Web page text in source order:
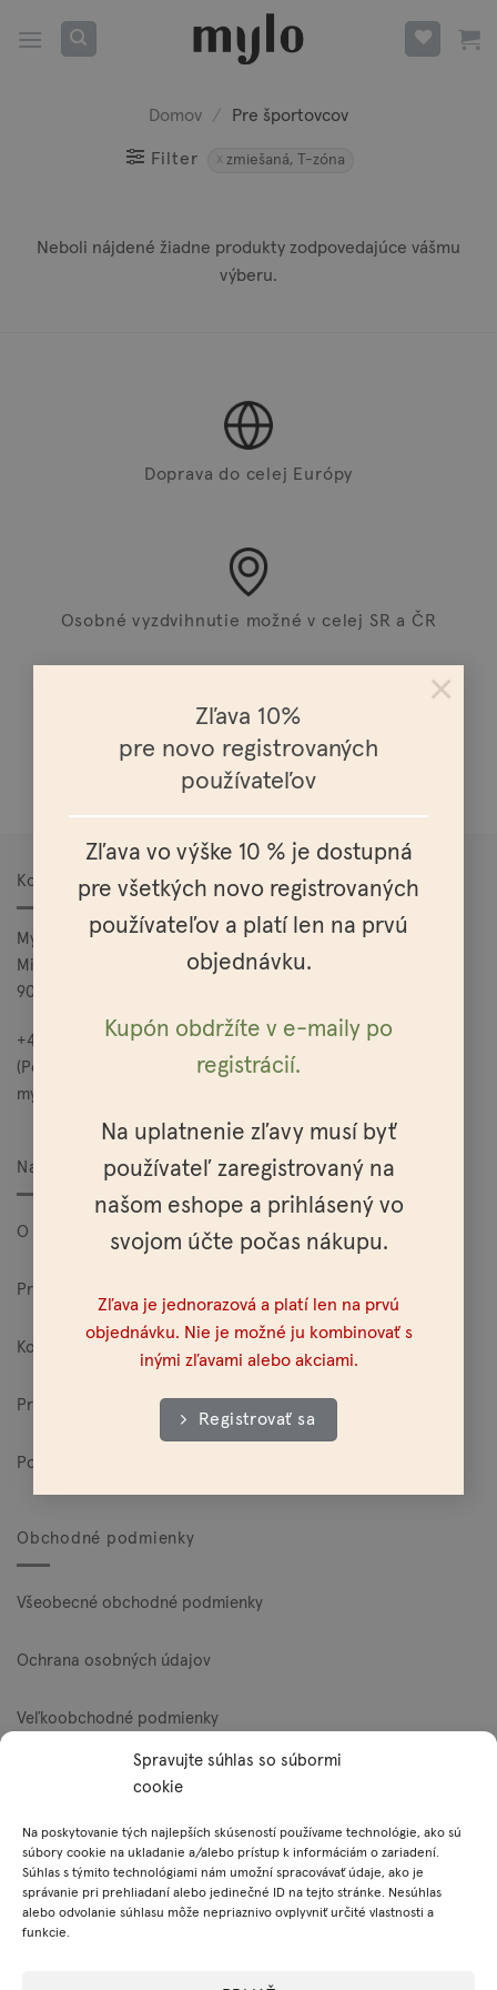
Zľava 10%
pre novo registrovaných
používateľov
Zľava vo výške 10 % je dostupná
pre všetkých novo registrovaných
používateľov a platí len na prvú
objednávku.
Kupón obdržíte v e-maily po
registrácií.
Na uplatnenie zľavy musí byť
používateľ zaregistrovaný na
našom eshope a prihlásený vo
svojom účte počas nákupu.
Zľava je jednorazová a platí len na prvú
objednávku. Nie je možné ju kombinovať s
inými zľavami alebo akciami.
Registrovať sa
×
Spravujte súhlas so súbormi
cookie
Na poskytovanie tých najlepších skúseností používame technológie, ako sú
súbory cookie na ukladanie a/alebo prístup k informáciám o zariadení.
Súhlas s týmito technológiami nám umožní spracovávať údaje, ako je
správanie pri prehliadaní alebo jedinečné ID na tejto stránke. Nesúhlas
alebo odvolanie súhlasu môže nepriaznivo ovplyvniť určité vlastnosti a
funkcie.
Domov / Pre športovcov
Filter zmiešaná, T-zóna
Neboli nájdené žiadne produkty zodpovedajúce vášmu
výberu.
Doprava do celej Európy
Osobné vyzdvihnutie možné v celej SR a ČR
Doprava nad 100€ zadarmo
Kontakt
Mylo, s.r.o.
Mierová 25
900 27 Bernolákovo
+421 949 685 565
(Po – Pia: 10:00 – 15:00)
mylo@mylo.sk
Nakupovanie
O Mylo
Pre veľkoodberateľov
Kontakt
Predajne
Poštovné a platobné možnosti
Obchodné podmienky
Všeobecné obchodné podmienky
Ochrana osobných údajov
Veľkoobchodné podmienky
Reklamačný poriadok
Zásady používania súborov cookie (EÚ)
Platobné metódy